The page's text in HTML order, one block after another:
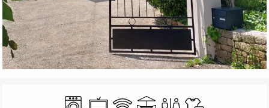
OUVERTURE ET COORDONNÉES
Lave lingeTélévision
WiFi TerrasseToilettesDraps et linge